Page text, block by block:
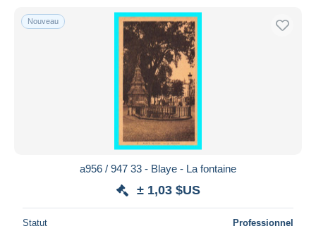
Livraison gratuite
Méthodes de paiement
Virement bancaire
Mastercard
Bancontact
iDeal
Nouveau
a956 / 947 33 - Blaye - La fontaine
± 1,03 $US
Statut Professionnel